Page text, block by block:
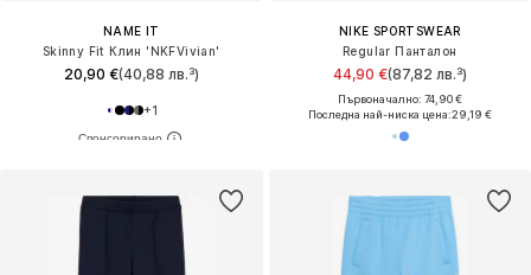
NAME IT
Skinny Fit Клин 'NKFVivian'
20,90 €(40,88 лв.³)
+1
NIKE SPORTSWEAR
Regular Панталон
44,90 €(87,82 лв.³)
Първоначално: 74,90 €
Последна най-ниска цена:29,19 €